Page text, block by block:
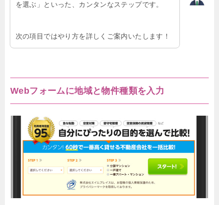
を選ぶ」といった、カンタンなステップです。
次の項目ではやり方を詳しくご案内いたします！
Webフォームに地域と物件種類を入力